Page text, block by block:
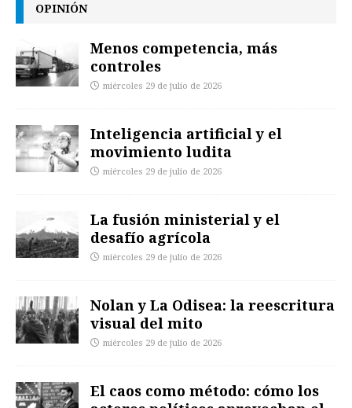
OPINIÓN
Menos competencia, más
controles
miércoles 29 de julio de 2026
Inteligencia artificial y el
movimiento ludita
miércoles 29 de julio de 2026
La fusión ministerial y el
desafío agrícola
miércoles 29 de julio de 2026
Nolan y La Odisea: la reescritura
visual del mito
miércoles 29 de julio de 2026
El caos como método: cómo los